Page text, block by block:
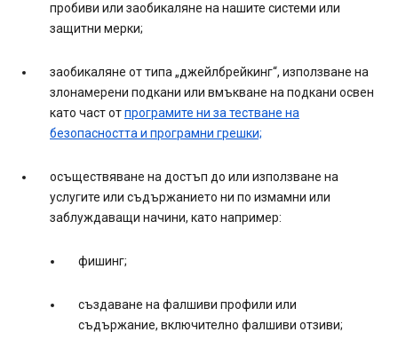
пробиви или заобикаляне на нашите системи или
защитни мерки;
заобикаляне от типа „джейлбрейкинг“, използване на
злонамерени подкани или вмъкване на подкани освен
като част отпрограмите ни за тестване на
безопасността и програмни грешки;
осъществяване на достъп до или използване на
услугите или съдържанието ни по измамни или
заблуждаващи начини, като например:
фишинг;
създаване на фалшиви профили или
съдържание, включително фалшиви отзиви;